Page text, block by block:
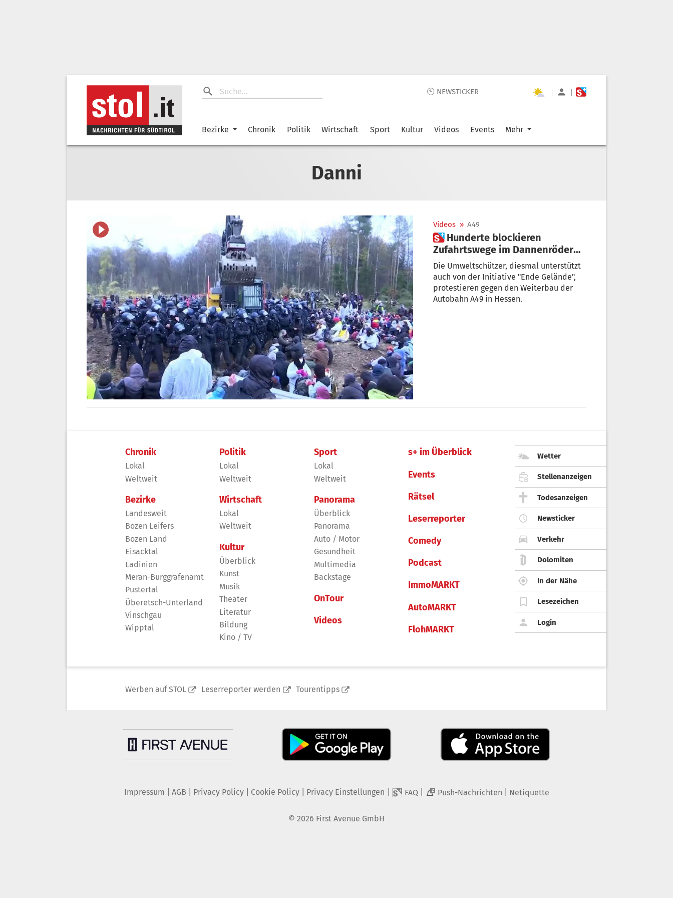
🕙 NEWSTICKER | |
Bezirke Chronik Politik Wirtschaft Sport Kultur Videos Events Mehr
Danni
Videos » A49
 Hunderte blockieren
Zufahrtswege im Dannenröder
Forst
Die Umweltschützer, diesmal unterstützt
auch von der Initiative "Ende Gelände",
protestieren gegen den Weiterbau der
Autobahn A49 in Hessen.
Chronik
Lokal
Weltweit
Bezirke
Landesweit
Bozen Leifers
Bozen Land
Eisacktal
Ladinien
Meran-Burggrafenamt
Pustertal
Überetsch-Unterland
Vinschgau
Wipptal
Politik
Lokal
Weltweit
Wirtschaft
Lokal
Weltweit
Kultur
Überblick
Kunst
Musik
Theater
Literatur
Bildung
Kino / TV
Sport
Lokal
Weltweit
Panorama
Überblick
Panorama
Auto / Motor
Gesundheit
Multimedia
Backstage
OnTour
Videos
s+ im Überblick
Events
Rätsel
Leserreporter
Comedy
Podcast
ImmoMARKT
AutoMARKT
FlohMARKT
Wetter
Stellenanzeigen
Todesanzeigen
Newsticker
Verkehr
Dolomiten
In der Nähe
Lesezeichen
Login
Werben auf STOL Leserreporter werden Tourentipps
Impressum AGB Privacy Policy| Cookie Policy| Privacy Einstellungen FAQ 2 Push-Nachrichten Netiquette
© 2026 First Avenue GmbH